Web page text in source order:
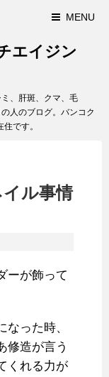
MENU
エイジン
、肝斑、クマ、毛
人のブログ。バンコク
です。
ル事情
ーが飾って
った時、
修造が言う
くれる力が